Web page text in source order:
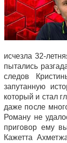
исчезла 32-
пытались
следов
запутанную
который и стал
даже после
Роману не
приговор ему
Кажетта